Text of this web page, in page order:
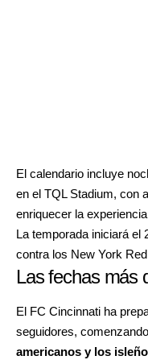
El calendario incluye
en el TQL Stadium, con
enriquecer la
La temporada iniciará el
contra los New York
Las fechas más
El FC Cincinnati ha
seguidores,
americanos y los